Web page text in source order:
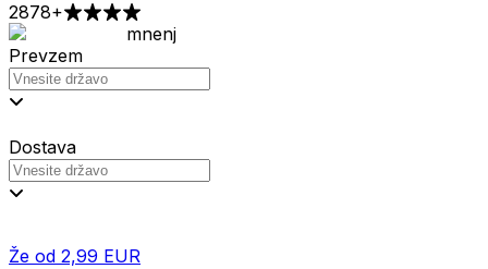
2878+
mnenj
Prevzem
Dostava
Že od 2,99 EUR